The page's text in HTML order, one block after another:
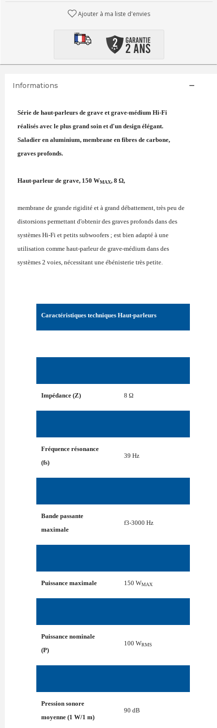
Ajouter à ma liste d'envies
Informations
Série de haut-parleurs de grave et grave-médium Hi-Fi
réalisés avec le plus grand soin et d'un design élégant.
Saladier en aluminium, membrane en fibres de carbone,
graves profonds.
Haut-parleur de grave, 150 WMAX, 8 Ω,
membrane de grande rigidité et à grand débattement, très peu de
distorsions permettant d'obtenir des graves profonds dans des
systèmes Hi-Fi et petits subwoofers ; est bien adapté à une
utilisation comme haut-parleur de grave-médium dans des
systèmes 2 voies, nécessitant une ébénisterie très petite.
Caractéristiques techniques Haut-parleurs
Impédance (Z) 8 Ω
Fréquence résonance
(fs)
39 Hz
Bande passante
maximale
f3-3000 Hz
Puissance maximale 150 WMAX
Puissance nominale
(P)
100 WRMS
Pression sonore
moyenne (1 W/1 m)
90 dB